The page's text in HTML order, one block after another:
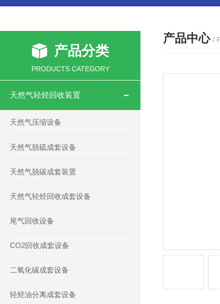
产品分类
PRODUCTS CATEGORY
天然气轻烃回收装置
天然气压缩设备
天然气脱硫成套设备
天然气脱碳成套装置
天然气轻烃回收成套设备
尾气回收设备
CO2回收成套设备
二氧化碳成套设备
轻烃油分离成套设备
产品中心 /